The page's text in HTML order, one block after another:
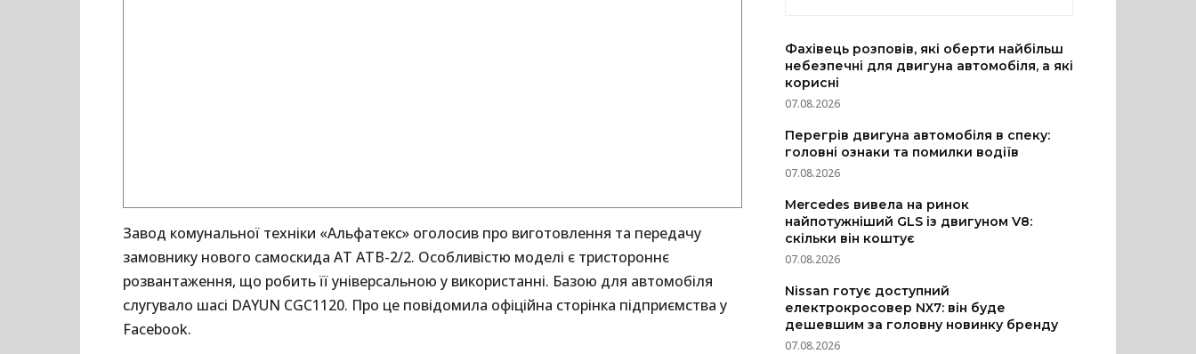
Завод комунальної техніки «Альфатекс» оголосив про виготовлення та передачу
замовнику нового самоскида АТ АТВ-2/2. Особливістю моделі є тристороннє
розвантаження, що робить її універсальною у використанні. Базою для автомобіля
слугувало шасі DAYUN CGC1120. Про це повідомила офіційна сторінка підприємства у
Facebook.
Фахівець розповів, які оберти найбільш
небезпечні для двигуна автомобіля, а які
корисні
07.08.2026
Перегрів двигуна автомобіля в спеку:
головні ознаки та помилки водіїв
07.08.2026
Mercedes вивела на ринок
найпотужніший GLS із двигуном V8:
скільки він коштує
07.08.2026
Nissan готує доступний
електрокросовер NX7: він буде
дешевшим за головну новинку бренду
07.08.2026